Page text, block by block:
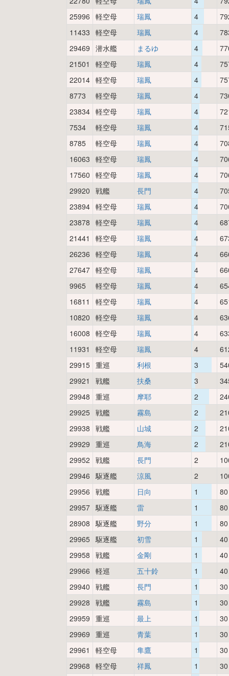
25996 軽空母 瑞鳳 4
11433 軽空母 瑞鳳 4
29469 潜水艦 まるゆ 4
21501
軽空母 瑞鳳 4
22014 軽空母 瑞鳳 4
8773
軽空母 瑞鳳 4
23834 軽空母 瑞鳳 4
7534
軽空母 瑞鳳 4
8785
軽空母 瑞鳳 4
16063 軽空母 瑞鳳 4
17560 軽空母 瑞鳳 4
29920 戦艦 長門 4
23894 軽空母 瑞鳳 4
23878 軽空母 瑞鳳 4
21441
軽空母 瑞鳳 4
26236 軽空母 瑞鳳 4
27647 軽空母 瑞鳳 4
9965
軽空母 瑞鳳 4
16811
軽空母 瑞鳳 4
10820 軽空母 瑞鳳 4
16008 軽空母 瑞鳳 4
11931
軽空母 瑞鳳 4
29915 重巡 利根 3
29921
戦艦 扶桑 3
29948 重巡 摩耶 2
29925 戦艦 霧島 2
29938 戦艦 山城 2
29929 重巡 鳥海 2
29952 戦艦 長門 2
29946 駆逐艦 涼風 2
29956 戦艦 日向 1
80
29957 駆逐艦 雷 1
80
28908 駆逐艦 野分 1
80
29965 駆逐艦 初雪 1
40
29958 戦艦 金剛 1
40
29966 軽巡 五十鈴 1
40
29940 戦艦 長門 1
30
29928 戦艦 霧島 1
30
29959 重巡 最上 1
30
29969 重巡 青葉 1
30
29961
軽空母 隼鷹 1
30
29968 軽空母 祥鳳 1
30